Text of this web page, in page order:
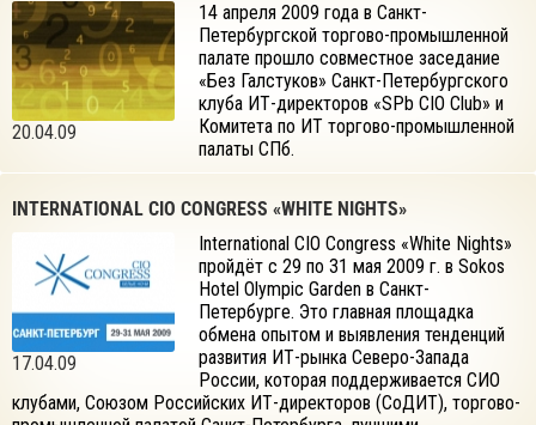
20.04.09
14 апреля 2009 года в Санкт-
Петербургской торгово-промышленной
палате прошло совместное заседание
«Без Галстуков» Санкт-Петербургского
клуба ИТ-директоров «SPb CIO Club» и
Комитета по ИТ торгово-промышленной
палаты СПб.
INTERNATIONAL CIO CONGRESS «WHITE NIGHTS»
17.04.09
International CIO Congress «White Nights»
пройдёт с 29 по 31 мая 2009 г. в Sokos
Hotel Olympic Garden в Санкт-
Петербурге. Это главная площадка
обмена опытом и выявления тенденций
развития ИТ-рынка Северо-Запада
России, которая поддерживается СИО
клубами, Союзом Российских ИТ-директоров (СоДИТ), торгово-